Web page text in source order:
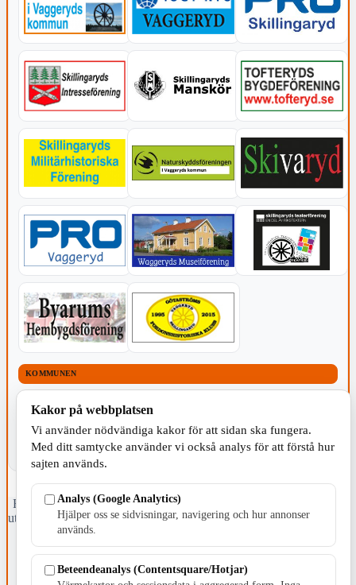
KOMMUNEN
Fristående webbtidningsföretag grundat 1991 som sedan 2002 ger
ut tidningen Skillingaryd.nu och 2010 lanserades Värnamo.nu. Från
april 2026 omfattar Skillingaryd.nu tre kommuner: Gnosjö,
Värnamo och Vaggeryds kommun.
Kontakta oss
Kakor på webbplatsen
Vi använder nödvändiga kakor för att sidan ska fungera.
Med ditt samtycke använder vi också analys för att förstå hur
sajten används.
Analys (Google Analytics)
Hjälper oss se sidvisningar, navigering och hur annonser
används.
Beteendeanalys (Contentsquare/Hotjar)